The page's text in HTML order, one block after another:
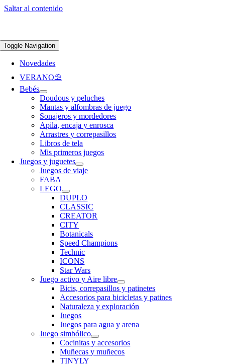
Saltar al contenido
Toggle Navigation
Novedades
VERANO⛱️​
Bebés
Doudous y peluches
Mantas y alfombras de juego
Sonajeros y mordedores
Apila, encaja y enrosca
Arrastres y correpasillos
Libros de tela
Mis primeros juegos
Juegos y juguetes
Juegos de viaje
FABA
LEGO
DUPLO
CLASSIC
CREATOR
CITY
Botanicals
Speed Champions
Technic
ICONS
Star Wars
Juego activo y Aire libre
Bicis, correpasillos y patinetes
Accesorios para bicicletas y patines
Naturaleza y exploración
Juegos
Juegos para agua y arena
Juego simbólico
Cocinitas y accesorios
Muñecas y muñecos
TINYLY